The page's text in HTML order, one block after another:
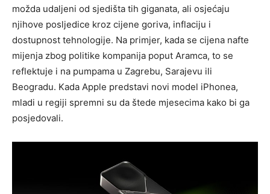
možda udaljeni od sjedišta tih giganata, ali osjećaju
njihove posljedice kroz cijene goriva, inflaciju i
dostupnost tehnologije. Na primjer, kada se cijena nafte
mijenja zbog politike kompanija poput Aramca, to se
reflektuje i na pumpama u Zagrebu, Sarajevu ili
Beogradu. Kada Apple predstavi novi model iPhonea,
mladi u regiji spremni su da štede mjesecima kako bi ga
posjedovali.